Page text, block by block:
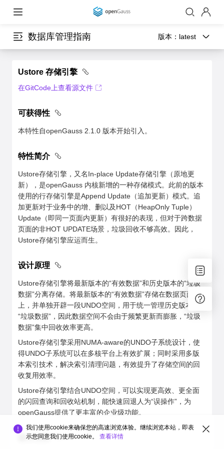
数据库管理指南 版本： latest
Ustore 存储引擎
在GitCode上查看源文件
可获得性
本特性自openGauss 2.1.0 版本开始引入。
特性简介
Ustore存储引擎，又名In-place Update存储引擎（原地更
新），是openGauss 内核新增的一种存储模式。此前的版本
使用的行存储引擎是Append Update（追加更新）模式。追
加更新对于业务中的增、删以及HOT（HeapOnly Tuple）
Update（即同一页面内更新）有很好的表现，但对于跨数据
页面的非HOT UPDATE场景，垃圾回收不够高效。因此，
Ustore存储引擎应运而生。
设计原理
Ustore存储引擎将最新版本的“有效数据”和历史版本的“垃圾
数据”分离存储。将最新版本的“有效数据”存储在数据页面
上，并单独开辟一段UNDO空间，用于统一管理历史版本的
“垃圾数据”，因此数据空间不会由于频繁更新而膨胀，“垃圾
数据”集中回收效率更高。
Ustore存储引擎采用NUMA-aware的UNDO子系统设计，使
得UNDO子系统可以在多核平台上有效扩展；同时采用多版
本索引技术，解决索引清理问题，有效提升了存储空间的回
收复用效率。
Ustore存储引擎结合UNDO空间，可以实现更高效、更全面
的闪回查询和回收站机制，能快速回退人为“误操作”，为
openGauss提供了更丰富的企业级功能。
核心优势
我们使用cookie来确保您的高速浏览体验。继续浏览本站，即表
示您同意我们使用cookie。 查看详情